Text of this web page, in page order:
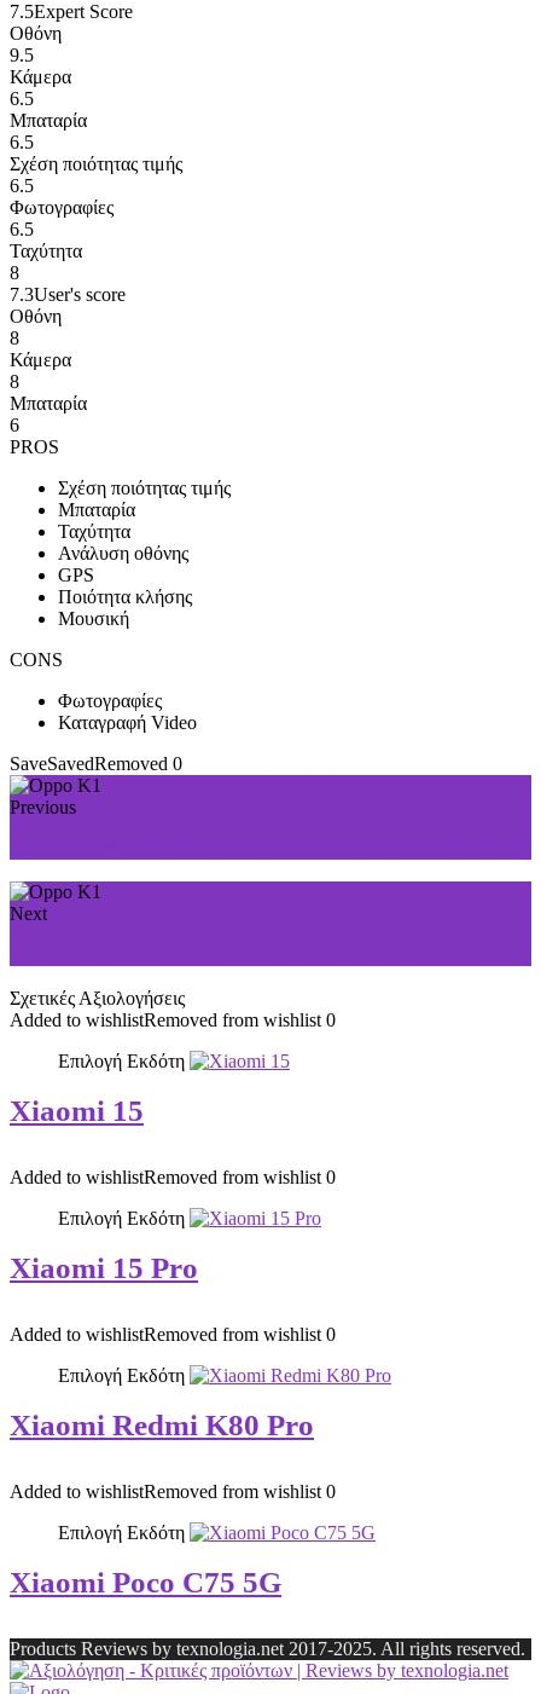
7.5Expert Score
Οθόνη
9.5
Κάμερα
6.5
Μπαταρία
6.5
Σχέση ποιότητας τιμής
6.5
Φωτογραφίες
6.5
Ταχύτητα
8
7.3User's score
Οθόνη
8
Κάμερα
8
Μπαταρία
6
PROS
Σχέση ποιότητας τιμής
Μπαταρία
Ταχύτητα
Ανάλυση οθόνης
GPS
Ποιότητα κλήσης
Μουσική
CONS
Φωτογραφίες
Καταγραφή Video
SaveSavedRemoved 0
Previous
Next
Σχετικές Αξιολογήσεις
Added to wishlistRemoved from wishlist 0
Επιλογή Εκδότη
Xiaomi 15
Added to wishlistRemoved from wishlist 0
Επιλογή Εκδότη
Xiaomi 15 Pro
Added to wishlistRemoved from wishlist 0
Επιλογή Εκδότη
Xiaomi Redmi K80 Pro
Added to wishlistRemoved from wishlist 0
Επιλογή Εκδότη
Xiaomi Poco C75 5G
Products Reviews by texnologia.net 2017-2025. All rights reserved.